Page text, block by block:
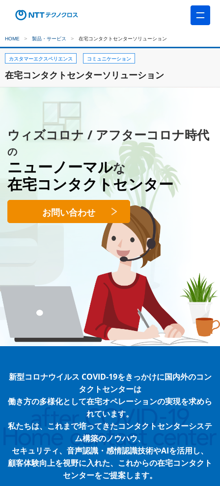
HOME 製品・サービス 在宅コンタクトセンターソリューション
カスタマーエクスペリエンス コミュニケーション
在宅コンタクトセンターソリューション
ウィズコロナ / アフターコロナ時代
の
ニューノーマルな
在宅コンタクトセンター
お問い合わせ
新型コロナウイルス COVID-19をきっかけに国内外のコン
タクトセンターは
働き方の多様化として在宅オペレーションの実現を求めら
れています。
私たちは、これまで培ってきたコンタクトセンターシステ
ム構築のノウハウ、
セキュリティ、音声認識・感情認識技術やAIを活用し、
顧客体験向上を視野に入れた、これからの在宅コンタクト
センターをご提案します。